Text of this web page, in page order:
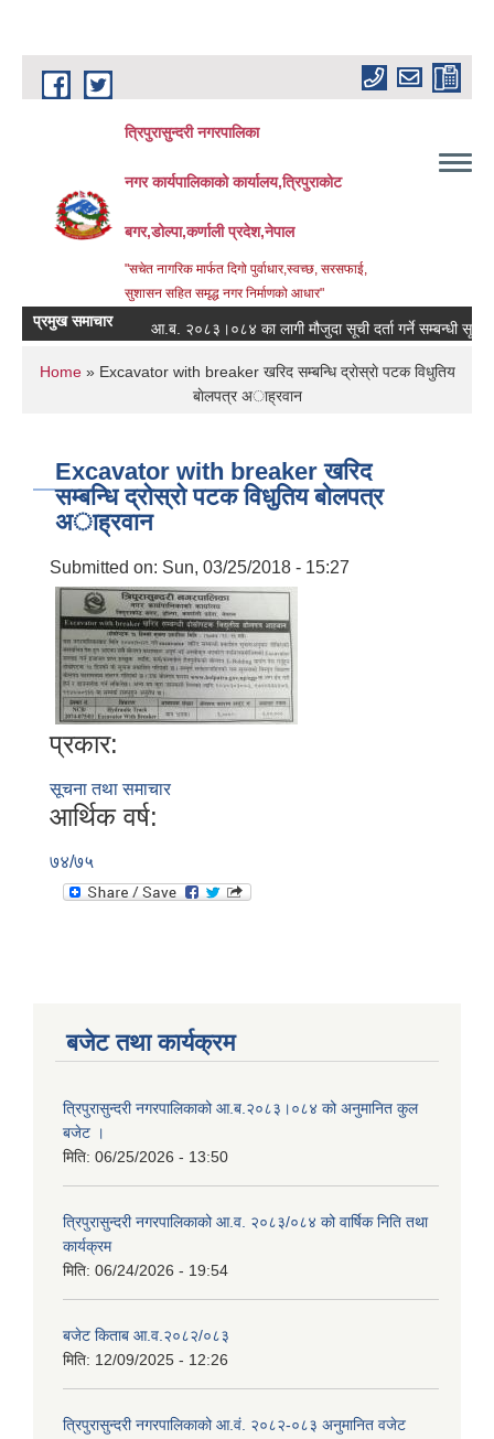
Skip to main content
त्रिपुरासुन्दरी नगरपालिका
नगर कार्यपालिकाको कार्यालय,त्रिपुराकोट
बगर,डोल्पा,कर्णाली प्रदेश,नेपाल
"सचेत नागरिक मार्फत दिगो पुर्वाधार,स्वच्छ, सरसफाई,
सुशासन सहित समृद्ध नगर निर्माणको आधार"
प्रमुख समाचारआ.ब. २०८३।०८४ का लागी मौजुदा सूची दर्ता गर्ने सम्बन्धी सूचना ।
You are here
Home» Excavator with breaker खरिद सम्बन्धि द्राेस्राे पटक विधुतिय
बाेलपत्र अाह्रवान
Excavator with breaker खरिद
सम्बन्धि द्राेस्राे पटक विधुतिय बाेलपत्र
अाह्रवान
Submitted on: Sun, 03/25/2018 - 15:27
प्रकार:
सूचना तथा समाचार
आर्थिक वर्ष:
७४/७५
बजेट तथा कार्यक्रम
त्रिपुरासुन्दरी नगरपालिकाको आ.ब.२०८३।०८४ को अनुमानित कुल
बजेट ।
मिति: 06/25/2026 - 13:50
त्रिपुरासुन्दरी नगरपालिकाको आ.व. २०८३/०८४ को वार्षिक निति तथा
कार्यक्रम
मिति: 06/24/2026 - 19:54
बजेट किताब आ.व.२०८२/०८३
मिति: 12/09/2025 - 12:26
त्रिपुरासुन्दरी नगरपालिकाको आ.वं. २०८२-०८३ अनुमानित वजेट